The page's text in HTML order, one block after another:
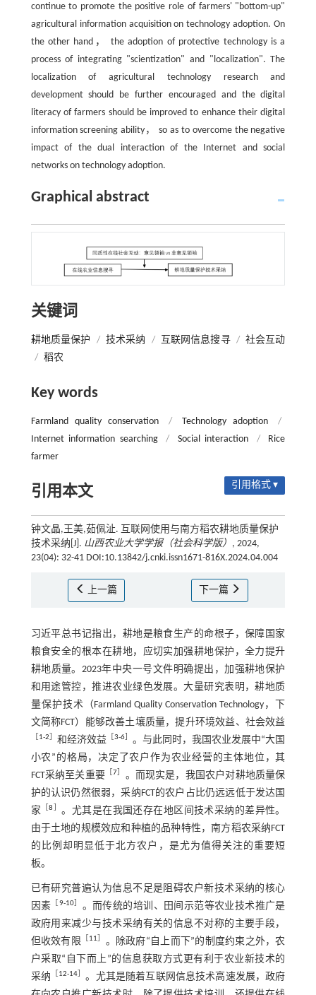
continue to promote the positive role of farmers' "bottom-up"
agricultural information acquisition on technology adoption. On
the other hand， the adoption of protective technology is a
process of integrating "scientization" and "localization". The
localization of agricultural technology research and
development should be further encouraged and the digital
literacy of farmers should be improved to enhance their digital
information screening ability， so as to overcome the negative
impact of the dual interaction of the Internet and social
networks on technology adoption.
Graphical abstract
关键词
耕地质量保护 / 技术采纳 / 互联网信息搜寻 / 社会互动
/ 稻农
Key words
Farmland quality conservation / Technology adoption
/
Internet information searching
/ Social interaction /
Rice
farmer
引用本文 引用格式 ▾
钟文晶,王美,茹佩沚. 互联网使用与南方稻农耕地质量保护
技术采纳[J]. 山西农业大学学报（社会科学版） , 2024,
23(04): 32-41 DOI:10.13842/j.cnki.issn1671-816X.2024.04.004
上一篇 下一篇
习近平总书记指出，耕地是粮食生产的命根子，保障国家
粮食安全的根本在耕地，应切实加强耕地保护，全力提升
耕地质量。2023年中央一号文件明确提出，加强耕地保护
和用途管控，推进农业绿色发展。大量研究表明，耕地质
量保护技术（Farmland Quality Conservation Technology，下
文简称FCT）能够改善土壤质量，提升环境效益、社会效益
1⁃2 和经济效益 3⁃6］ 。与此同时，我国农业发展中“大国
小农”的格局，决定了农户作为农业经营的主体地位，其
FCT采纳至关重要 ［7
。而现实是，我国农户对耕地质量保
护的认识仍然很弱，采纳FCT的农户占比仍远远低于发达国
家 ［8
。尤其是在我国还存在地区间技术采纳的差异性。
由于土地的规模效应和种植的品种特性，南方稻农采纳FCT
的比例却明显低于北方农户，是尤为值得关注的重要短
板。
已有研究普遍认为信息不足是阻碍农户新技术采纳的核心
因素
9⁃10］ 。而传统的培训、田间示范等农业技术推广是
政府用来减少与技术采纳有关的信息不对称的主要手段，
但收效有限
11
。除政府“自上而下”的制度约束之外，农
户采取“自下而上”的信息获取方式更有利于农业新技术的
采纳
12⁃14
。尤其是随着互联网信息技术高速发展，政府